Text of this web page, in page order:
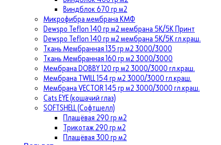
Виндблок 670 гр м2
Микрофибра мембрана КМФ
Dewspo Teflon 140 гр м2 мембрана 5К/5К Принт
Dewspo Teflon 140 гр м2 мембрана 5К/5К гл.краш.
Ткань Мембранная 135 гр м2 3000/3000
Ткань Мембранная 160 гр м2 3000/3000
Мембрана DOBBY 120 гр м2 3000/3000 гл.краш.
Мембрана TWILL 154 гр м2 3000/3000 гл.краш.
Мембрана VECTOR 145 гр м2 3000/3000 гл.краш.
Cats EYE (кошачий глаз)
SOFTSHELL (Софтшелл)
Плащёвая 290 гр м2
Трикотаж 290 гр м2
Плащёвая 300 гр м2